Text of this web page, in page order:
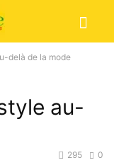
delà de la mode
au-
0
295